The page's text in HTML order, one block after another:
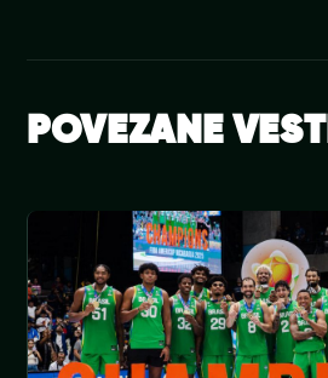
POVEZANE VESTI